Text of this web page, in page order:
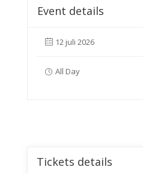
Event details
12 juli 2026
All Day
Tickets details